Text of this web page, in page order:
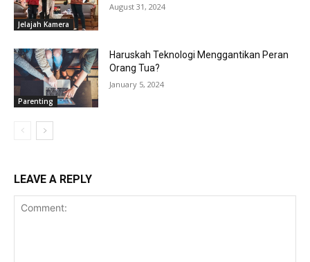
Jelajah Kamera
August 31, 2024
Parenting
Haruskah Teknologi Menggantikan Peran
Orang Tua?
January 5, 2024
LEAVE A REPLY